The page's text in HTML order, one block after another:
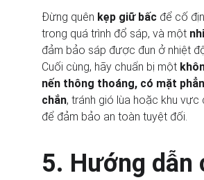
Đừng quên kẹp giữ bấc để cố
trong quá trình đổ sáp, và một
đảm bảo sáp được đun ở nhiệt
Cuối cùng, hãy chuẩn bị một
nến thông thoáng, có mặt
chắn, tránh gió lùa hoặc khu vực
để đảm bảo an toàn tuyệt đối.
5. Hướng dẫn